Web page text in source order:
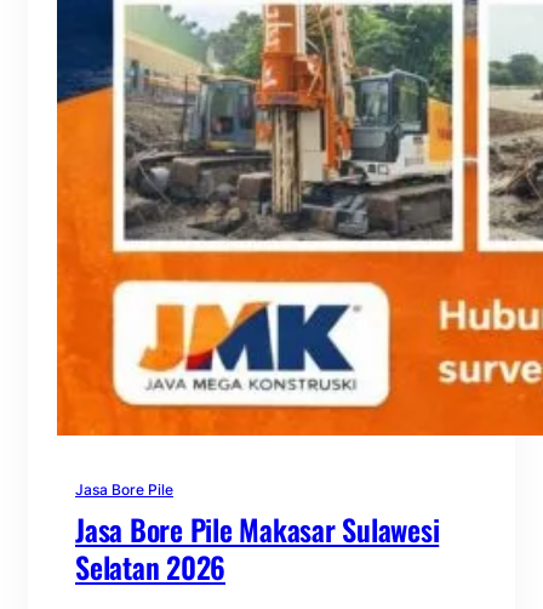
Jasa Bore Pile
Jasa Bore Pile Makasar Sulawesi
Selatan 2026